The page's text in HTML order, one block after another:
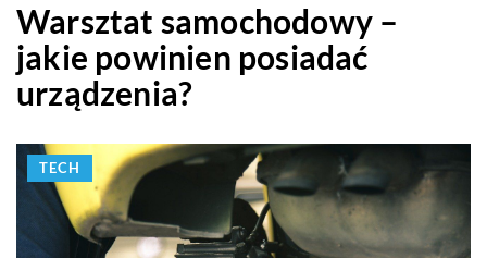
Warsztat samochodowy –
jakie powinien posiadać
urządzenia?
TECH